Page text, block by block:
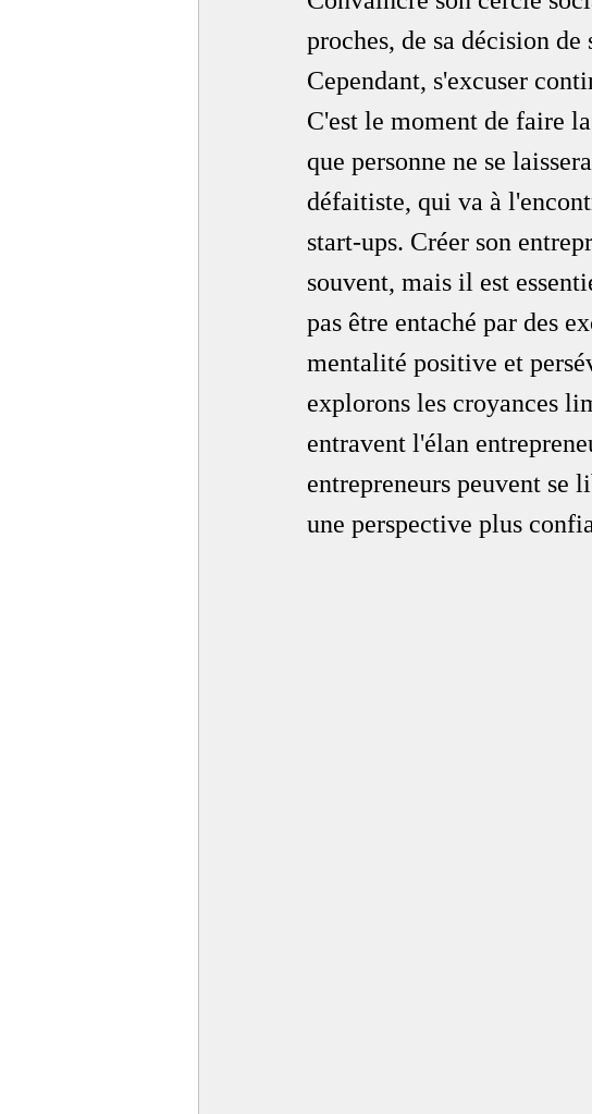
proches, de sa décision
Cependant, s'excuser
C'est le moment de faire
que personne ne se
défaitiste, qui va à
start-ups. Créer son
souvent, mais il est
pas être entaché par des
mentalité positive et
explorons les croyances
entravent l'élan
entrepreneurs peuvent se
une perspective plus